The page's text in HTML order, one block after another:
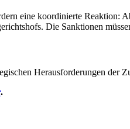
eine koordinierte Reaktion:
Die Sanktionen
Herausforderungen der
.